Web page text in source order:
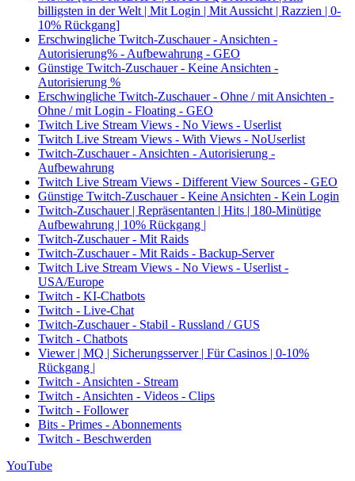
billigsten in der Welt | Mit Login | Mit Aussicht | Razzien | 0-
10% Rückgang]
Erschwingliche Twitch-Zuschauer - Ansichten -
Autorisierung% - Aufbewahrung - GEO
Günstige Twitch-Zuschauer - Keine Ansichten -
Autorisierung %
Erschwingliche Twitch-Zuschauer - Ohne / mit Ansichten -
Ohne / mit Login - Floating - GEO
Twitch Live Stream Views - No Views - Userlist
Twitch Live Stream Views - With Views - NoUserlist
Twitch-Zuschauer - Ansichten - Autorisierung -
Aufbewahrung
Twitch Live Stream Views - Different View Sources - GEO
Günstige Twitch-Zuschauer - Keine Ansichten - Kein Login
Twitch-Zuschauer | Repräsentanten | Hits | 180-Minütige
Aufbewahrung | 10% Rückgang |
Twitch-Zuschauer - Mit Raids
Twitch-Zuschauer - Mit Raids - Backup-Server
Twitch Live Stream Views - No Views - Userlist -
USA/Europe
Twitch - KI-Chatbots
Twitch - Live-Chat
Twitch-Zuschauer - Stabil - Russland / GUS
Twitch - Chatbots
Viewer | MQ | Sicherungsserver | Für Casinos | 0-10%
Rückgang |
Twitch - Ansichten - Stream
Twitch - Ansichten - Videos - Clips
Twitch - Follower
Bits - Primes - Abonnements
Twitch - Beschwerden
YouTube